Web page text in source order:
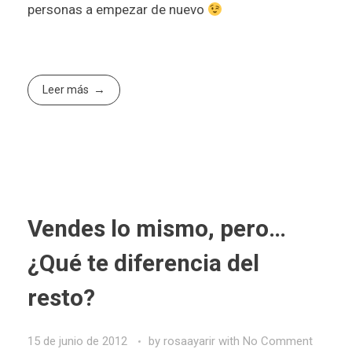
personas a empezar de nuevo
Leer más
Vendes lo mismo, pero…
¿Qué te diferencia del
resto?
15 de junio de 2012 by rosaayarir with No Comment